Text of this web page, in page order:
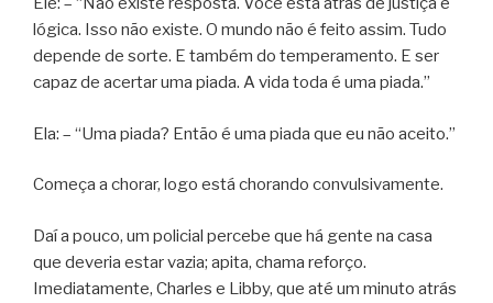
lógica. Isso não existe. O mundo não é feito assim. Tudo
depende de sorte. E também do temperamento. E ser
capaz de acertar uma piada. A vida toda é uma piada.”
Ela: – “Uma piada? Então é uma piada que eu não aceito.”
Começa a chorar, logo está chorando convulsivamente.
Daí a pouco, um policial percebe que há gente na casa
que deveria estar vazia; apita, chama reforço.
Imediatamente, Charles e Libby, que até um minuto atrás